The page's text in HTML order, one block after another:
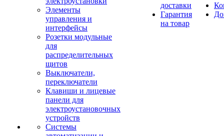
Элементы
управления и
интерфейсы
Розетки модульные
для
распределительных
щитов
Выключатели,
переключатели
Клавиши и лицевые
панели для
электроустановочных
устройств
Системы
доставки
Гарантия
на товар